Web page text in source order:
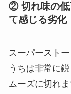
② 切れ味の低
て感じる劣化
スーパースト
うちは非常に
ムーズに切れ